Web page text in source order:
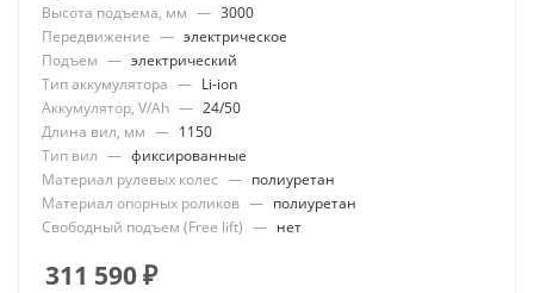
Высота подъема, мм — 3000
Передвижение — электрическое
Подъем — электрический
Тип аккумулятора — Li-ion
Аккумулятор, V/Ah — 24/50
Длина вил, мм — 1150
Тип вил — фиксированные
Материал рулевых колес — полиуретан
Материал опорных роликов — полиуретан
Свободный подъем (Free lift) — нет
311 590₽